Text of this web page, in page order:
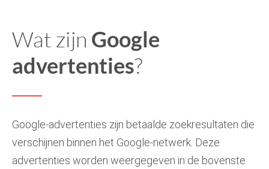
Wat zijn Google
advertenties?
Google-advertenties zijn betaalde zoekresultaten die
verschijnen binnen het Google-netwerk. Deze
advertenties worden weergegeven in de bovenste